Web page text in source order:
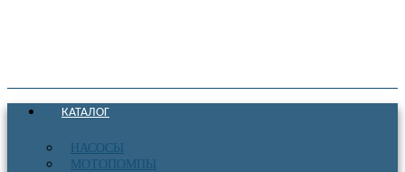
КАТАЛОГ
НАСОСЫ
МОТОПОМПЫ